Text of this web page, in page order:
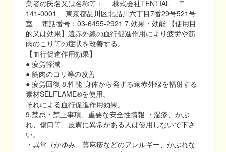
業者の氏名又は名称等： 株式会社TENTIAL 〒
141-0001 東京都品川区北品川六丁目7番29号521号
室 電話番号：03-6455-2921 7.効果・効能 【使用目
的又は効果】遠赤外線の血行促進作用により疲労や筋
肉のこり等の症状を改善する。
【血行促進作用効果】
● 疲労軽減
● 筋肉のコリ等の改善
● 疲労回復 8.性能 身体から発する遠赤外線を輻射する
素材SELFLAME®を使用。
それによる血行促進作用効果。
9.禁忌・禁止事項、重要な安全性情報 ・湿疹、かぶ
れ、傷口等、皮膚に異常がある人は使用しないで下さ
い。
・異常（かゆみ、蕁麻疹などのアレルギー、かぶれな